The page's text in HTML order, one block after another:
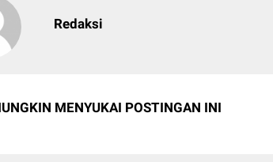
Redaksi
MENYUKAI POSTINGAN INI